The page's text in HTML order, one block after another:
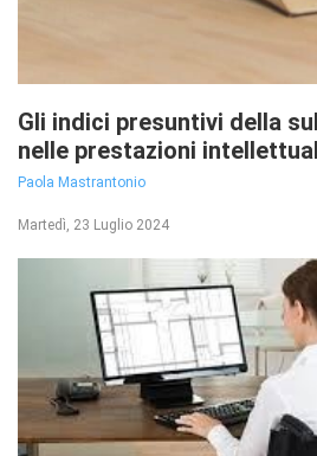
Gli indici presuntivi della
nelle prestazioni
Paola Mastrantonio
Martedì, 23 Luglio 2024